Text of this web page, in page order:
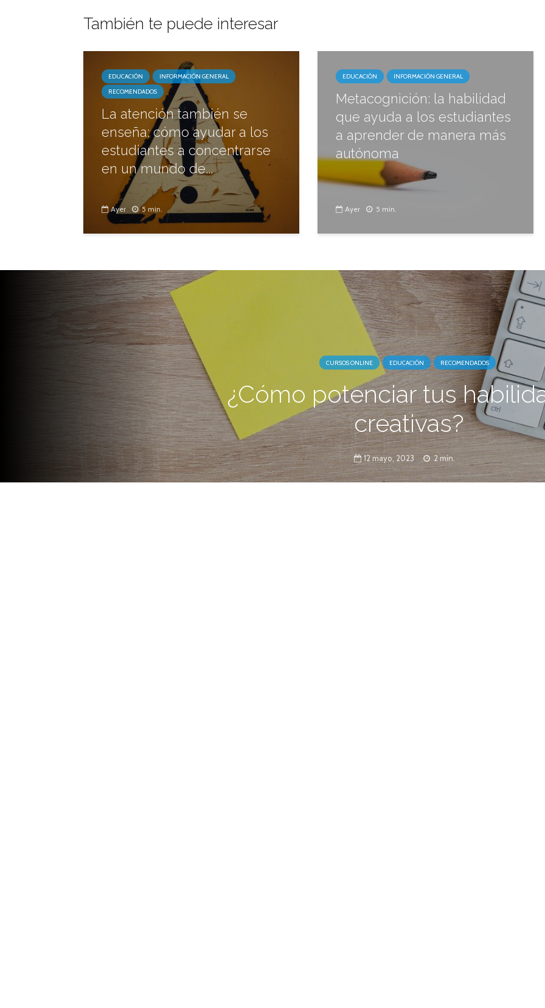
También te puede interesar
EDUCACIÓN
INFORMACIÓN GENERAL
RECOMENDADOS
La atención también se
enseña: cómo ayudar a los
estudiantes a concentrarse
en un mundo de...
Ayer 5 min.
EDUCACIÓN INFORMACIÓN GENERAL
Metacognición: la habilidad
que ayuda a los estudiantes
a aprender de manera más
autónoma
Ayer 5 min.
CURSOS ONLINE EDUCACIÓN RECOMENDADOS
¿Cómo potenciar tus
creativas?
12 mayo, 2023 2 min.